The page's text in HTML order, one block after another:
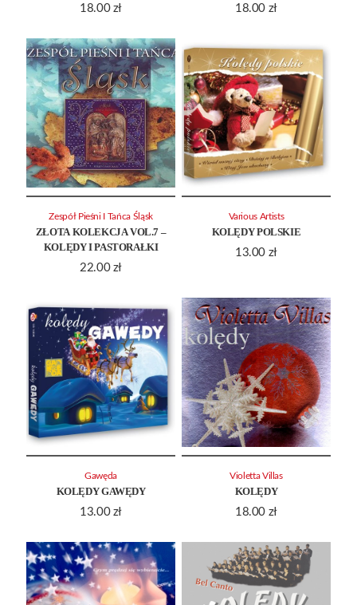
18.00 zł
18.00 zł
ZŁOTA KOLEKCJA VOL.7 –
KOLĘDY I PASTORAŁKI
22.00 zł
Zespół Pieśni I Tańca Śląsk
KOLĘDY POLSKIE
13.00 zł
Various Artists
KOLĘDY GAWĘDY
13.00 zł
Gawęda
KOLĘDY
18.00 zł
Violetta Villas